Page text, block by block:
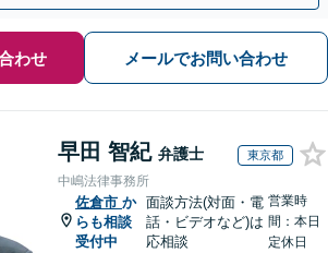
わせ メールでお問い合わせ
早田 智紀 弁護士 東京都
中嶋法律事務所
佐倉市 か
らも相談
受付中
面談方法(対面・電
話・ビデオなど)は
応相談
営業時
間：本日
定休日